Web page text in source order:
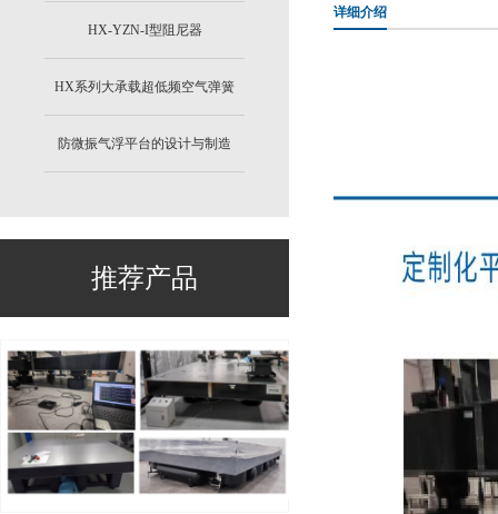
HX-YZN-I型阻尼器
HX系列大承载超低频空气弹簧
防微振气浮平台的设计与制造
推荐产品
详细介绍